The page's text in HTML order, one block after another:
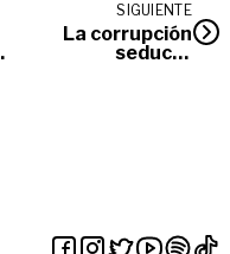
SIGUIENTE
La corrupción
seduce |